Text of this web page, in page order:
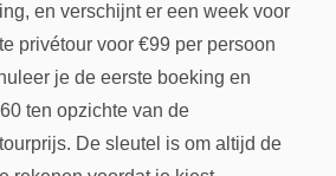
en verschijnt er een week voor
privétour voor €99 per persoon
je de eerste boeking en
ten opzichte van de
De sleutel is om altijd de